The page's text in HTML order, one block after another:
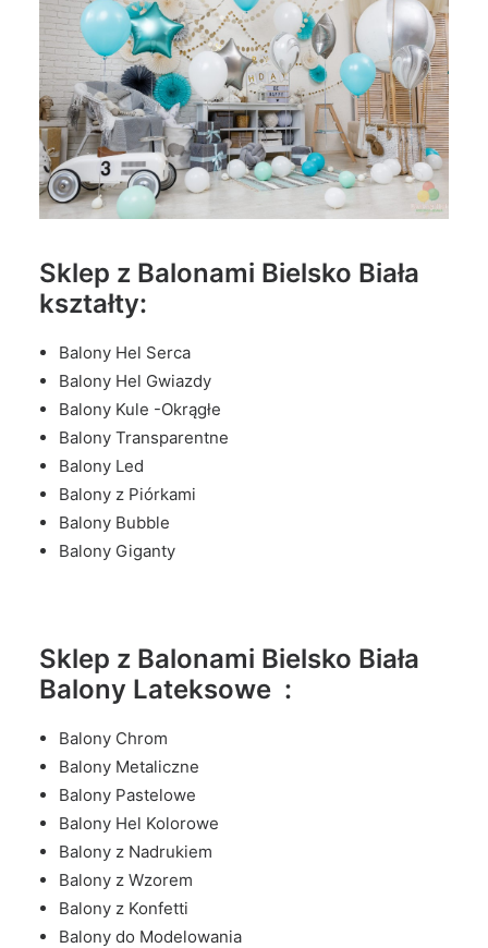
Sklep z Balonami Bielsko Biała
kształty:
Balony Hel Serca
Balony Hel Gwiazdy
Balony Kule -Okrągłe
Balony Transparentne
Balony Led
Balony z Piórkami
Balony Bubble
Balony Giganty
Sklep z Balonami Bielsko Biała
Balony Lateksowe :
Balony Chrom
Balony Metaliczne
Balony Pastelowe
Balony Hel Kolorowe
Balony z Nadrukiem
Balony z Wzorem
Balony z Konfetti
Balony do Modelowania